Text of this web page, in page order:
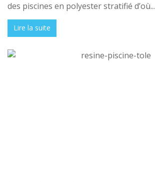
des piscines en polyester stratifié d’où...
Lire la suite